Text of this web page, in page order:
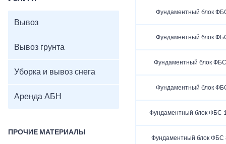
Вывоз
Вывоз грунта
Уборка и вывоз снега
Аренда АБН
ПРОЧИЕ МАТЕРИАЛЫ
Фундаментный блок
Фундаментный блок
Фундаментный блок
Фундаментный блок
Фундаментный блок ФБС
Фундаментный блок ФБС